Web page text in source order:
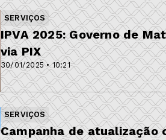
SERVIÇOS
30/01/2025 • 10:21
IPVA 2025: Governo de
via PIX
SERVIÇOS
Campanha de atualização